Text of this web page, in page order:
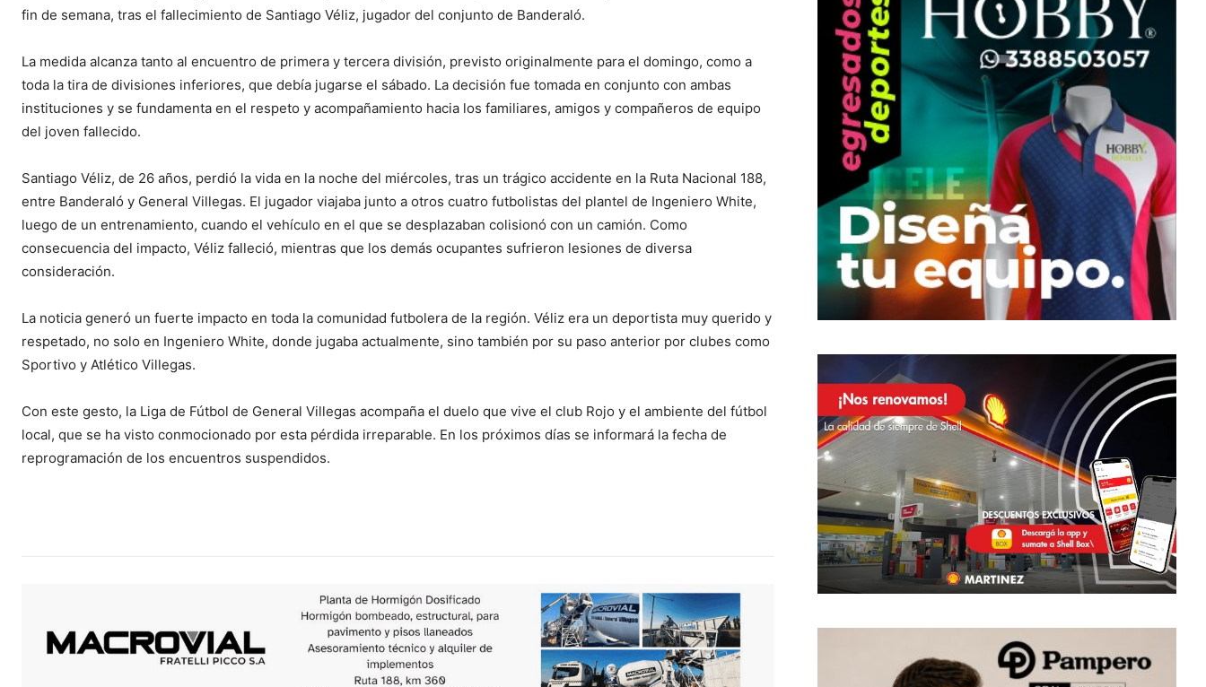
fin de semana, tras el fallecimiento de Santiago Véliz, jugador del conjunto de Banderaló.
La medida alcanza tanto al encuentro de primera y tercera división, previsto originalmente para el domingo, como a
toda la tira de divisiones inferiores, que debía jugarse el sábado. La decisión fue tomada en conjunto con ambas
instituciones y se fundamenta en el respeto y acompañamiento hacia los familiares, amigos y compañeros de equipo
del joven fallecido.
Santiago Véliz, de 26 años, perdió la vida en la noche del miércoles, tras un trágico accidente en la Ruta Nacional 188,
entre Banderaló y General Villegas. El jugador viajaba junto a otros cuatro futbolistas del plantel de Ingeniero White,
luego de un entrenamiento, cuando el vehículo en el que se desplazaban colisionó con un camión. Como
consecuencia del impacto, Véliz falleció, mientras que los demás ocupantes sufrieron lesiones de diversa
consideración.
La noticia generó un fuerte impacto en toda la comunidad futbolera de la región. Véliz era un deportista muy querido y
respetado, no solo en Ingeniero White, donde jugaba actualmente, sino también por su paso anterior por clubes como
Sportivo y Atlético Villegas.
Con este gesto, la Liga de Fútbol de General Villegas acompaña el duelo que vive el club Rojo y el ambiente del fútbol
local, que se ha visto conmocionado por esta pérdida irreparable. En los próximos días se informará la fecha de
reprogramación de los encuentros suspendidos.